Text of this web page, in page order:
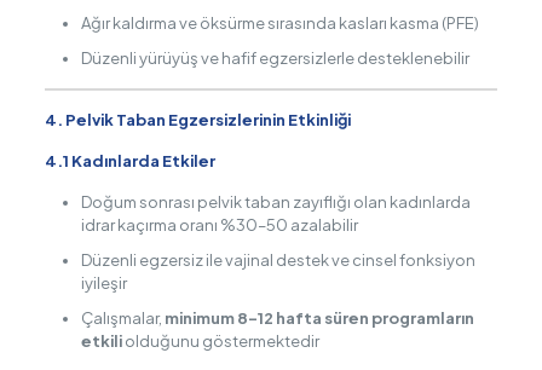
Ağır kaldırma ve öksürme sırasında kasları kasma (PFE)
Düzenli yürüyüş ve hafif egzersizlerle desteklenebilir
4. Pelvik Taban Egzersizlerinin Etkinliği
4.1 Kadınlarda Etkiler
Doğum sonrası pelvik taban zayıflığı olan kadınlarda
idrar kaçırma oranı %30–50 azalabilir
Düzenli egzersiz ile vajinal destek ve cinsel fonksiyon
iyileşir
Çalışmalar, minimum 8–12 hafta süren programların
etkiliolduğunu göstermektedir